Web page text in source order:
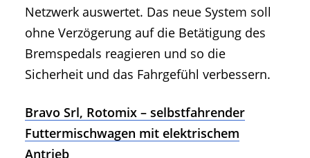
Netzwerk auswertet. Das neue System soll
ohne Verzögerung auf die Betätigung des
Bremspedals reagieren und so die
Sicherheit und das Fahrgefühl verbessern.
Bravo Srl, Rotomix – selbstfahrender
Futtermischwagen mit elektrischem
Antrieb